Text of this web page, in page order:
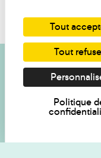
Je
Tout
Tout
Politique